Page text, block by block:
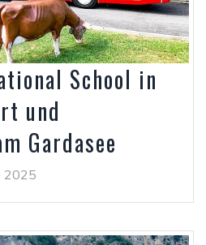
School in
und
Gardasee
2025